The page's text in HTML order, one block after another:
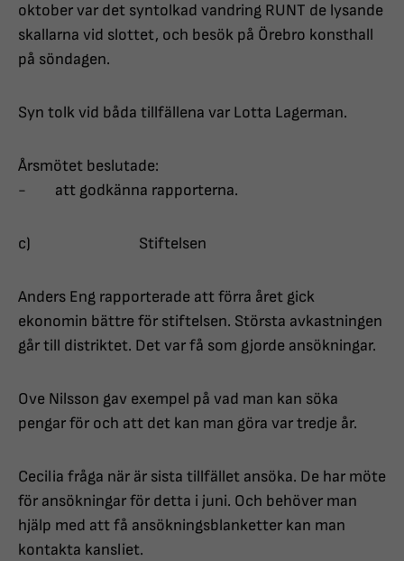
oktober var det syntolkad vandring RUNT de lysande
skallarna vid slottet, och besök på Örebro konsthall
på söndagen.
Syn tolk vid båda tillfällena var Lotta Lagerman.
Årsmötet beslutade:
- att godkänna rapporterna.
c) Stiftelsen
Anders Eng rapporterade att förra året gick
ekonomin bättre för stiftelsen. Största avkastningen
går till distriktet. Det var få som gjorde ansökningar.
Ove Nilsson gav exempel på vad man kan söka
pengar för och att det kan man göra var tredje år.
Cecilia fråga när är sista tillfället ansöka. De har möte
för ansökningar för detta i juni. Och behöver man
hjälp med att få ansökningsblanketter kan man
kontakta kansliet.